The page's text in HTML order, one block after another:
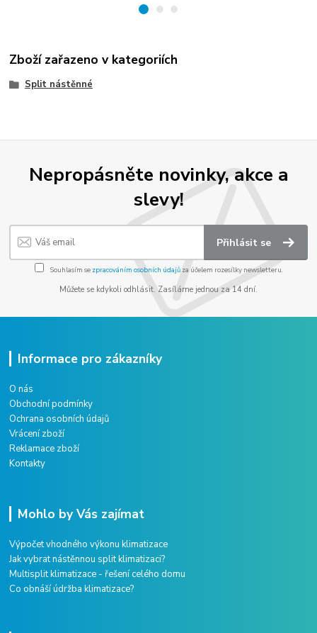
Zboží zařazeno v kategoriích
Split nástěnné
Nepropásněte novinky, akce a
slevy!
Přihlásit se
Souhlasím se zpracováním osobních údajůza účelem rozesílky newsletteru.
Můžete se kdykoli odhlásit. Zasíláme jednou za 14 dní.
Informace pro zákazníky
O nás
Obchodní podmínky
Ochrana osobních údajů
Vrácení zboží
Reklamace zboží
Kontakty
Mohlo by Vás zajímat
Výpočet vhodného výkonu klimatizace
Jak vybrat nástěnnou split klimatizaci?
Multisplit klimatizace - řešení celého domu
Co obnáší údržba klimatizace?